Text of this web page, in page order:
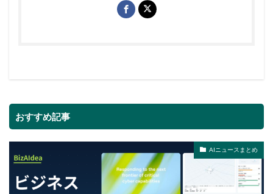
おすすめ記事
AIニュースまとめ